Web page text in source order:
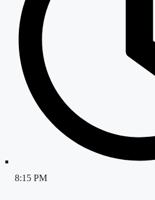
8:15 PM